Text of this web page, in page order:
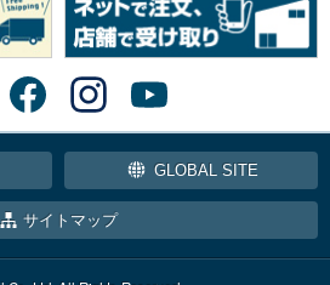
GLOBAL SITE
サイトマップ